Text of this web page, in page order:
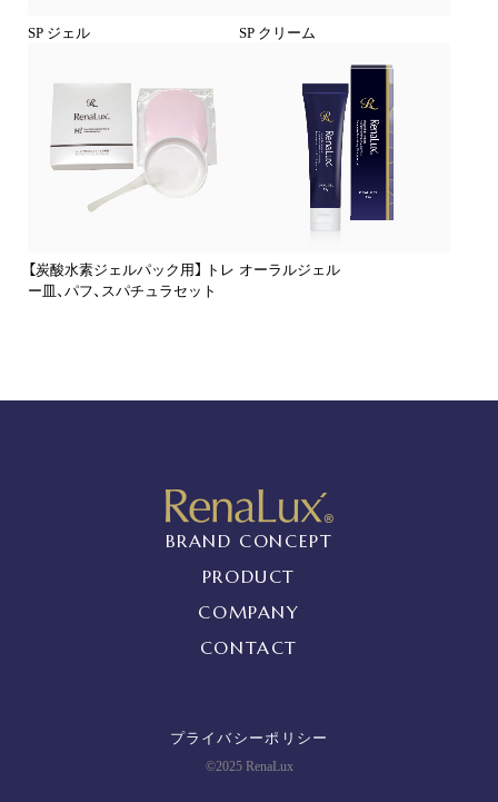
SP ジェル SP クリーム
【炭酸水素ジェルパック用】 トレ
ー皿、パフ、スパチュラセット
オーラルジェル
BRAND CONCEPT
PRODUCT
COMPANY
CONTACT
©2025 RenaLux
プライバシーポリシー